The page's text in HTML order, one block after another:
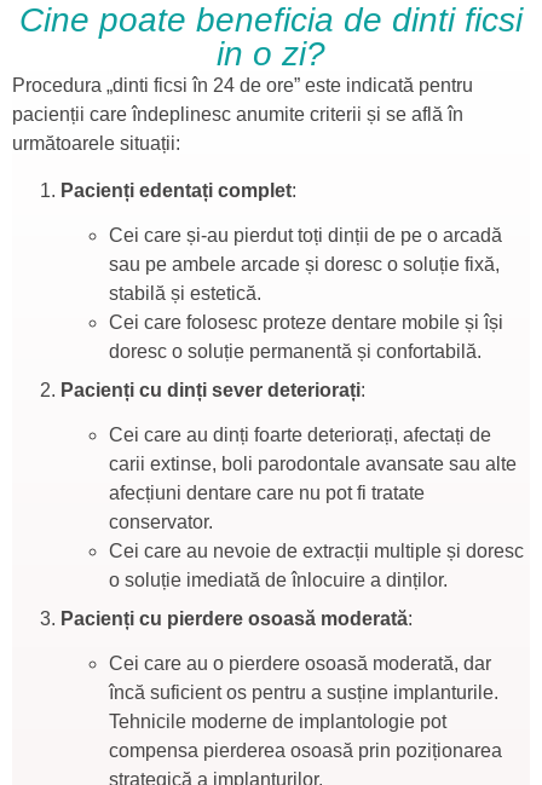
Cine poate beneficia de dinti ficsi
in o zi?
Procedura „dinti ficsi în 24 de ore” este indicată pentru
pacienții care îndeplinesc anumite criterii și se află în
următoarele situații:
Pacienți edentați complet:
Cei care și-au pierdut toți dinții de pe o arcadă
sau pe ambele arcade și doresc o soluție fixă,
stabilă și estetică.
Cei care folosesc proteze dentare mobile și își
doresc o soluție permanentă și confortabilă.
Pacienți cu dinți sever deteriorați:
Cei care au dinți foarte deteriorați, afectați de
carii extinse, boli parodontale avansate sau alte
afecțiuni dentare care nu pot fi tratate
conservator.
Cei care au nevoie de extracții multiple și doresc
o soluție imediată de înlocuire a dinților.
Pacienți cu pierdere osoasă moderată:
Cei care au o pierdere osoasă moderată, dar
încă suficient os pentru a susține implanturile.
Tehnicile moderne de implantologie pot
compensa pierderea osoasă prin poziționarea
strategică a implanturilor.